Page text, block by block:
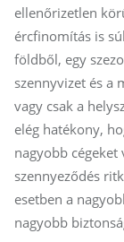
ellenőrizetlen
ércfinomítás is
földből, egy
szennyvizet és a
vagy csak a
elég hatékony,
nagyobb
szennyeződés
esetben a
nagyobb